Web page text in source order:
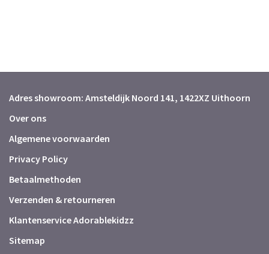
Adres showroom: Amsteldijk Noord 141, 1422XZ Uithoorn
Over ons
Algemene voorwaarden
Privacy Policy
Betaalmethoden
Verzenden & retourneren
Klantenservice Adorablekidzz
Sitemap